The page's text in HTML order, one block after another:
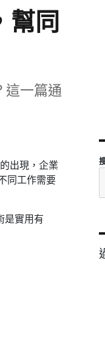
幫同
這一篇通
出現，企業
同工作需要
是實用有
效的工作空間！〉